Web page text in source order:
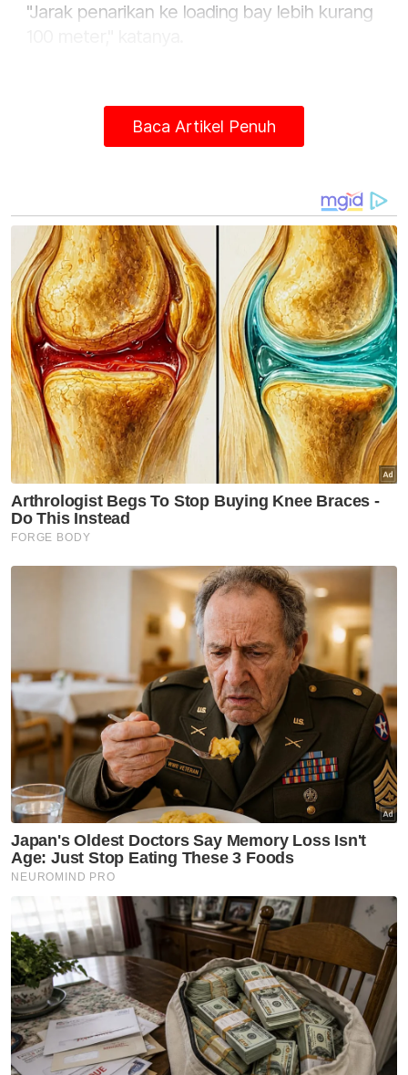
"Jarak penarikan ke loading bay lebih kurang
Gajah liar dikesan muncul sejak Disember lalu. Foto Perhilitan
Menurutnya, kemunculan gajah jantan
dengan ukuran saiz tapak kaki sepanjang 41
sentimeter itu dikesan sejak Disember tahun
lalu.
Beliau berkata, pelbagai usaha dilakukan
bertujuan mengusir haiwan tersebut namun
tidak berhasil.
Artikel Berkaitan:
Perarakan gajah jinak, Sanum dan Chery curi
tumpuan l 16 September 2025
Perarakan gajah jinak, Sanum dan Chery curi
tumpuan
[VIDEO] Lebih 3,000 pengunjung teruja lihat
perarakan gajah jinak, Sanum dan Chery
"Aduan berulang diterima mengenai
kehadiran gajah tersebut sejak tiga minggu
Baca Artikel Penuh